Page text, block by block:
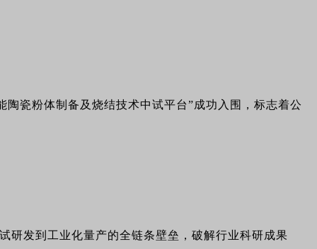
瓷粉体制备及烧结技术中试平台”成功入围，标志着公
研发到工业化量产的全链条壁垒，破解行业科研成果